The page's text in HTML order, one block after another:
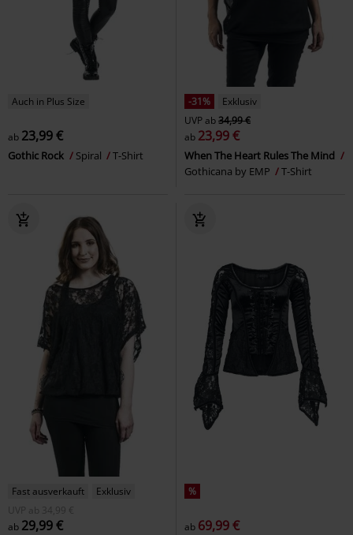
Auch in Plus Size
ab 23,99 €
Gothic Rock Spiral T-Shirt
-31%
Exklusiv
UVPab34,99 €
ab 23,99 €
When The Heart Rules The Mind
Gothicana by EMP
T-Shirt
Fast ausverkauft
Exklusiv
UVP
ab
34,99 €
ab 29,99 €
%
ab 69,99 €